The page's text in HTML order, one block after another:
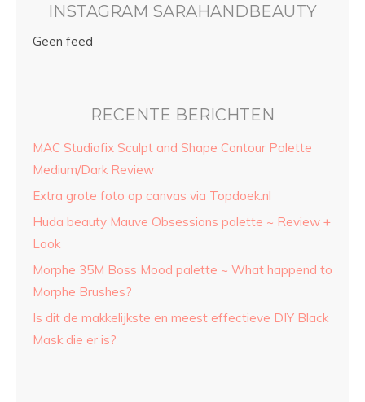
INSTAGRAM SARAHANDBEAUTY
Geen feed
RECENTE BERICHTEN
MAC Studiofix Sculpt and Shape Contour Palette
Medium/Dark Review
Extra grote foto op canvas via Topdoek.nl
Huda beauty Mauve Obsessions palette ~ Review +
Look
Morphe 35M Boss Mood palette ~ What happend to
Morphe Brushes?
Is dit de makkelijkste en meest effectieve DIY Black
Mask die er is?